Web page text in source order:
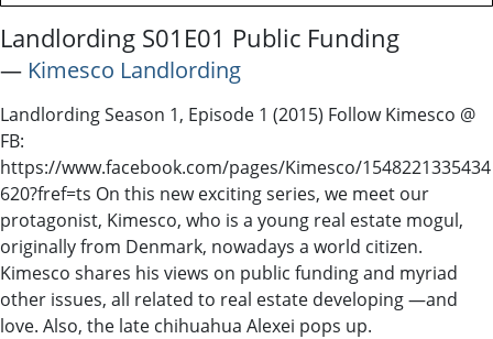
Landlording S01E01 Public Funding
― Kimesco Landlording
Landlording Season 1, Episode 1 (2015) Follow Kimesco @
FB:
https://www.facebook.com/pages/Kimesco/1548221335434
620?fref=ts On this new exciting series, we meet our
protagonist, Kimesco, who is a young real estate mogul,
originally from Denmark, nowadays a world citizen.
Kimesco shares his views on public funding and myriad
other issues, all related to real estate developing —and
love. Also, the late chihuahua Alexei pops up.